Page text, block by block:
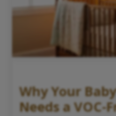
Why Your
Needs a VOC-